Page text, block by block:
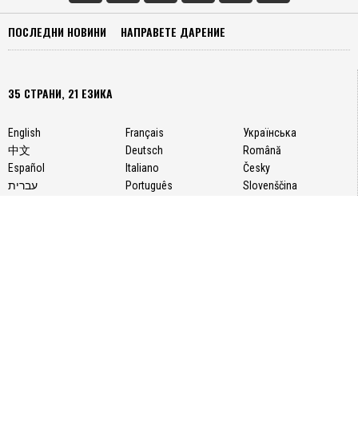
ПОСЛЕДНИ НОВИНИ НАПРАВЕТЕ ДАРЕНИЕ
35 СТРАНИ, 21 ЕЗИКА
English
中文
Español
עברית
Français
Deutsch
Italiano
Português
Українська
Română
Česky
Slovenščina